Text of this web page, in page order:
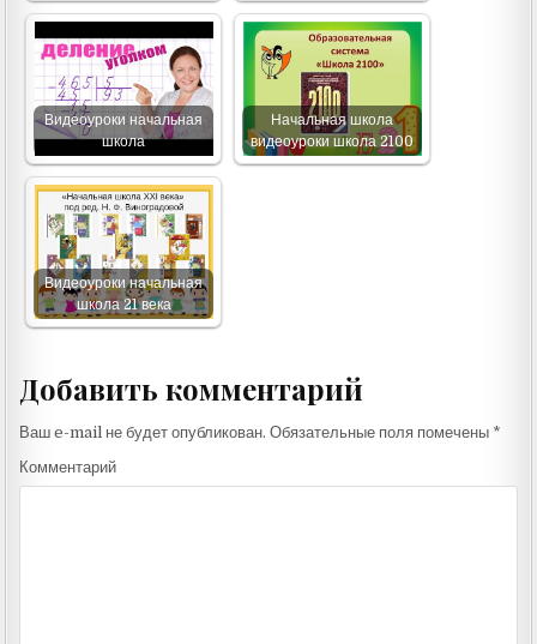
Видеоуроки начальная
школа
Начальная школа
видеоуроки школа 2100
Видеоуроки начальная
школа 21 века
Добавить комментарий
Ваш e-mail не будет опубликован. Обязательные поля помечены *
Комментарий